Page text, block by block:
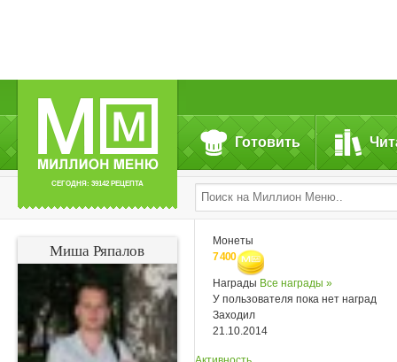
СЕГОДНЯ: 39142 РЕЦЕПТА
Готовить
Миша Ряпалов
Монеты
7 400
Награды Все награды »
У пользователя пока нет наград
Заходил
21.10.2014